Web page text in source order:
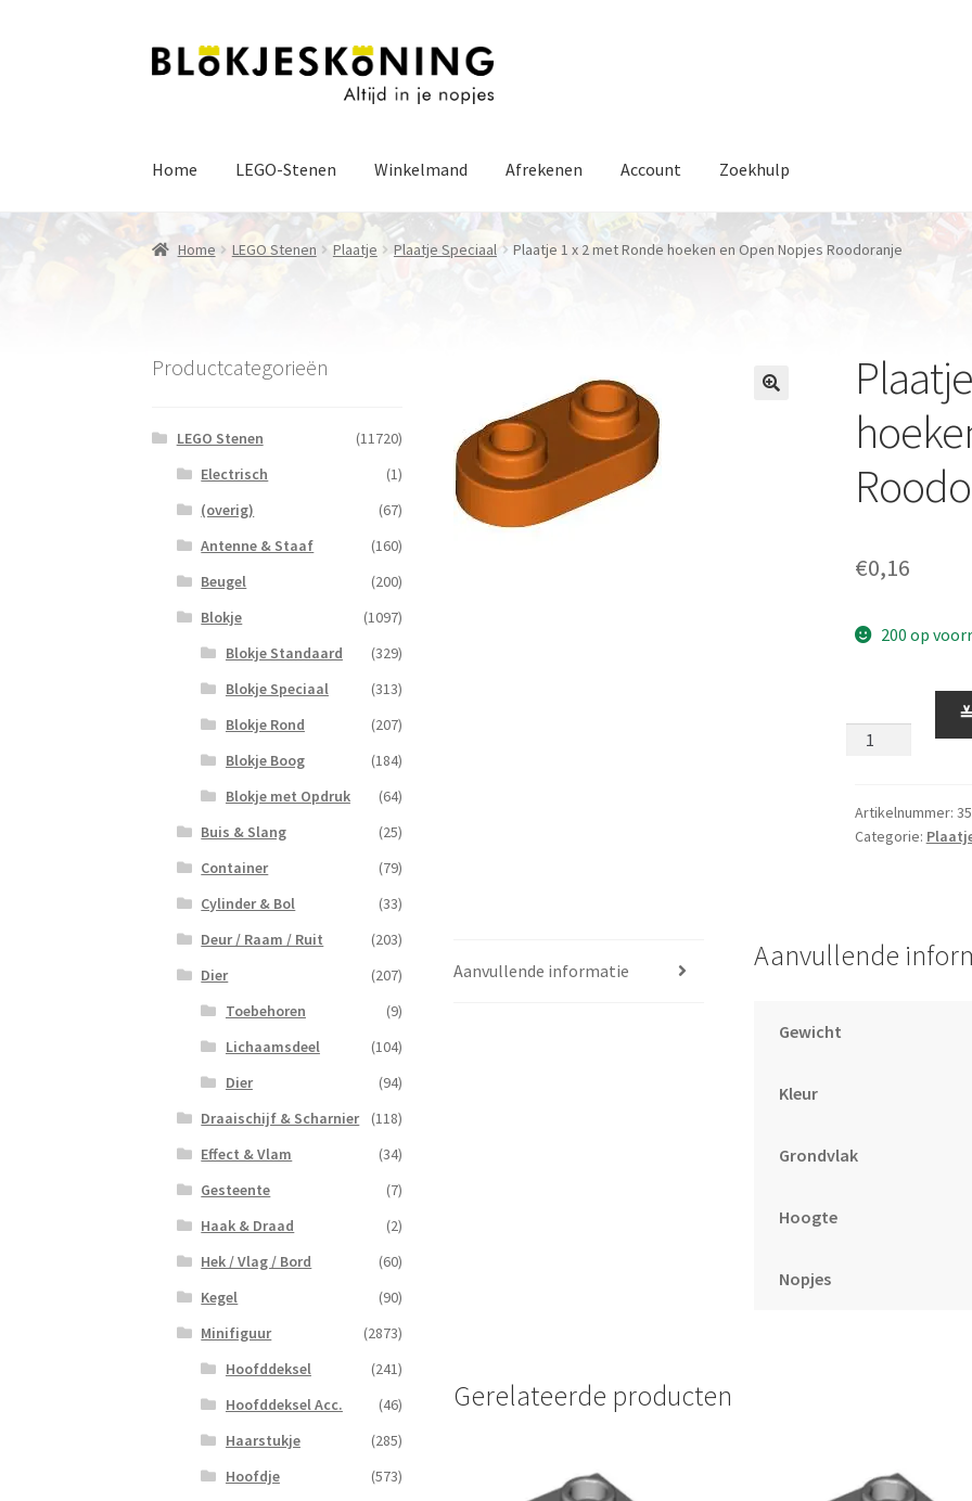
Ga
Ga
Home
LEGO-Stenen Winkelmand Afrekenen Account Zoekhulp
Home LEGO Stenen Plaatje Plaatje Speciaal Plaatje 1 x 2 met Ronde hoeken en Open Nopjes Roodoranje
€0,16
200 op
1
met
Ronde
Nopjes
≚
Artikelnummer:
Categorie:
Aanvullende informatie Aanvullende
Gewicht
Kleur
Grondvlak
Hoogte
Nopjes
Gerelateerde producten
Productcategorieën
LEGO Stenen
(11720)
Electrisch
(1)
(overig)
(67)
Antenne & Staaf
(160)
Beugel
(200)
Blokje
(1097)
Blokje Standaard
(329)
Blokje Speciaal
(313)
Blokje Rond
(207)
Blokje Boog
(184)
Blokje met Opdruk
(64)
Buis & Slang
(25)
Container
(79)
Cylinder & Bol
(33)
Deur / Raam / Ruit
(203)
Dier
(207)
Toebehoren
(9)
Lichaamsdeel
(104)
Dier
(94)
Draaischijf & Scharnier
(118)
Effect & Vlam
(34)
Gesteente
(7)
Haak & Draad
(2)
Hek / Vlag / Bord
(60)
Kegel
(90)
Minifiguur
(2873)
Hoofddeksel
(241)
Hoofddeksel Acc.
(46)
Haarstukje
(285)
Hoofdje
(573)